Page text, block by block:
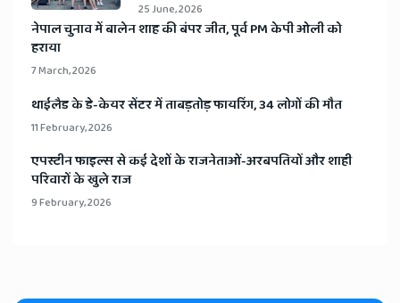
25 June, 2026
​नेपाल चुनाव में बालेन शाह की बंपर जीत, पूर्व PM केपी ओली को
हराया
7 March, 2026
​थाईलैड के डे-केयर सेंटर में ताबड़तोड़ फायरिंग, 34 लोगों की मौत
11 February, 2026
​एपस्टीन फाइल्स से कई देशों के राजनेताओं-अरबपतियों और शाही
परिवारों के खुले राज
9 February, 2026